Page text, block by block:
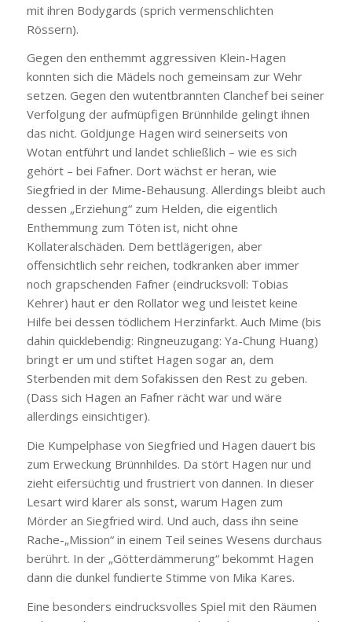
mit ihren Bodygards (sprich vermenschlichten
Rössern).
Gegen den enthemmt aggressiven Klein-Hagen
konnten sich die Mädels noch gemeinsam zur Wehr
setzen. Gegen den wutentbrannten Clanchef bei seiner
Verfolgung der aufmüpfigen Brünnhilde gelingt ihnen
das nicht. Goldjunge Hagen wird seinerseits von
Wotan entführt und landet schließlich – wie es sich
gehört – bei Fafner. Dort wächst er heran, wie
Siegfried in der Mime-Behausung. Allerdings bleibt auch
dessen „Erziehung“ zum Helden, die eigentlich
Enthemmung zum Töten ist, nicht ohne
Kollateralschäden. Dem bettlägerigen, aber
offensichtlich sehr reichen, todkranken aber immer
noch grapschenden Fafner (eindrucksvoll: Tobias
Kehrer) haut er den Rollator weg und leistet keine
Hilfe bei dessen tödlichem Herzinfarkt. Auch Mime (bis
dahin quicklebendig: Ringneuzugang: Ya-Chung Huang)
bringt er um und stiftet Hagen sogar an, dem
Sterbenden mit dem Sofakissen den Rest zu geben.
(Dass sich Hagen an Fafner rächt war und wäre
allerdings einsichtiger).
Die Kumpelphase von Siegfried und Hagen dauert bis
zum Erweckung Brünnhildes. Da stört Hagen nur und
zieht eifersüchtig und frustriert von dannen. In dieser
Lesart wird klarer als sonst, warum Hagen zum
Mörder an Siegfried wird. Und auch, dass ihn seine
Rache-„Mission“ in einem Teil seines Wesens durchaus
berührt. In der „Götterdämmerung“ bekommt Hagen
dann die dunkel fundierte Stimme von Mika Kares.
Eine besonders eindrucksvolles Spiel mit den Räumen